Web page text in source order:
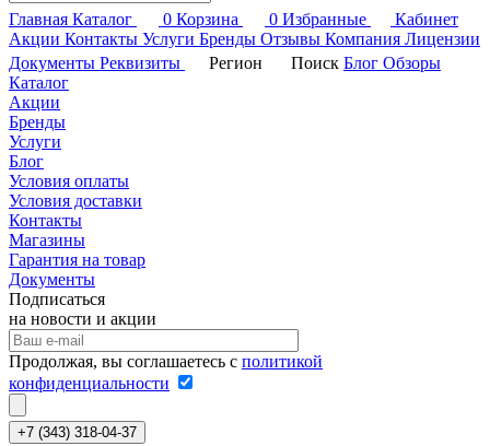
Главная Каталог 0 Корзина 0 Избранные
Кабинет
Акции Контакты Услуги Бренды Отзывы Компания Лицензии
Документы Реквизиты Регион Поиск Блог Обзоры
Каталог
Акции
Бренды
Услуги
Блог
Условия оплаты
Условия доставки
Контакты
Магазины
Гарантия на товар
Документы
Подписаться
на новости и акции
Продолжая, вы соглашаетесь с политикой
конфиденциальности
+7 (343) 318-04-37